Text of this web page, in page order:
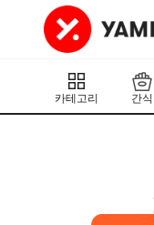
카테고리 간식